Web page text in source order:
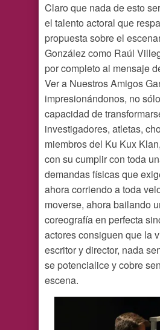
Claro que nada de esto
el talento actoral que
propuesta sobre el
González como Raúl
por completo al mensaje
Ver a Nuestros Amigos
impresionándonos, no
capacidad de
investigadores, atletas,
miembros del Ku Kux
con su cumplir con toda
demandas físicas que
ahora corriendo a toda
moverse, ahora bailando
coreografía en perfecta
actores consiguen que la
escritor y director, nada
se potencialice y cobre
escena.